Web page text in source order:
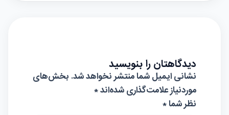
دیدگاهتان را بنویسید
نشانی ایمیل شما منتشر نخواهد شد. بخش‌های
موردنیاز علامت‌گذاری شده‌اند*
نظر شما *